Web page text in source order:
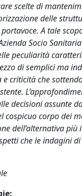
scelte di
delle
A tale
Socio
peculiarità
di semplici ma
criticità che
decisioni assunte
cospicuo corpo dei
dell’alternativa
che le indagini